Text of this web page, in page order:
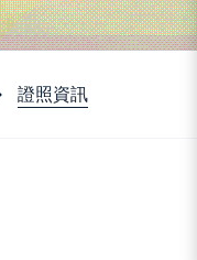
證照資訊